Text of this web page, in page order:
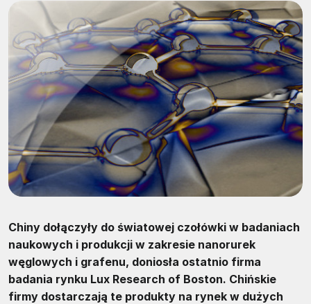
Chiny dołączyły do światowej czołówki w badaniach
naukowych i produkcji w zakresie nanorurek
węglowych i grafenu, doniosła ostatnio firma
badania rynku Lux Research of Boston. Chińskie
firmy dostarczają te produkty na rynek w dużych